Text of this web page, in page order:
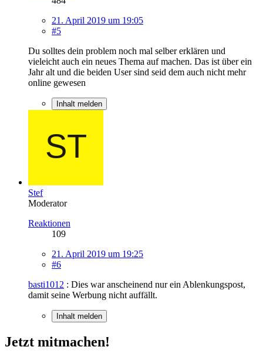
21. April 2019 um 19:05
#5
Du solltes dein problem noch mal selber erklären und
vieleicht auch ein neues Thema auf machen. Das ist über ein
Jahr alt und die beiden User sind seid dem auch nicht mehr
online gewesen
Inhalt melden
Stef
Moderator
Reaktionen
109
21. April 2019 um 19:25
#6
basti1012 : Dies war anscheinend nur ein Ablenkungspost,
damit seine Werbung nicht auffällt.
Inhalt melden
Jetzt mitmachen!